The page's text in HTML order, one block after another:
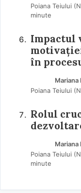
Poiana Teiului
minute
Impactul
în
Mariana
Poiana Teiului
Rolul
Mariana
Poiana Teiului
minute